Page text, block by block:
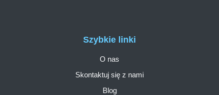
Szybkie linki
O nas
Skontaktuj się z nami
Blog